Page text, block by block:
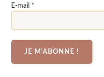
E-mail *